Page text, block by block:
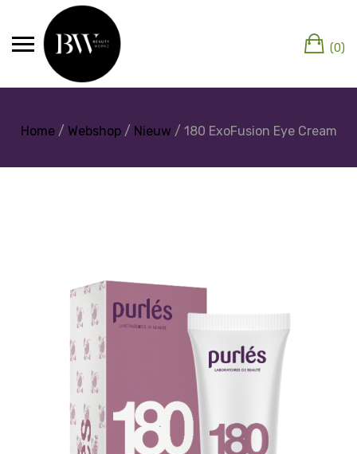
(0)
Home/ Webshop/ Nieuw / 180 ExoFusion Eye Cream